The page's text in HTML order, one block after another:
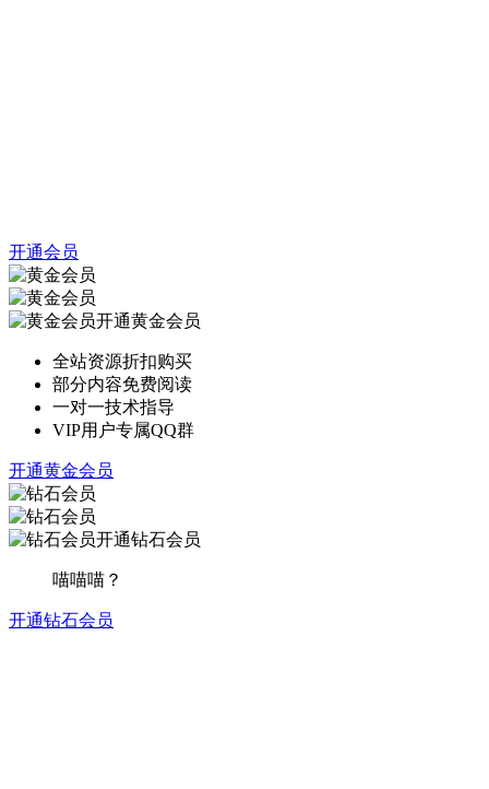
开通会员
开通黄金会员
全站资源折扣购买
部分内容免费阅读
一对一技术指导
VIP用户专属QQ群
开通黄金会员
开通钻石会员
喵喵喵？
开通钻石会员